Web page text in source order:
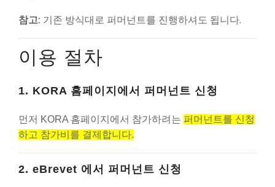
참고: 기존 방식대로 퍼머넌트를 진행하셔도 됩니다.
이용 절차
1. KORA 홈페이지에서 퍼머넌트 신청
먼저 KORA 홈페이지에서 참가하려는 퍼머넌트를 신청
하고 참가비를 결제합니다.
2. eBrevet 에서 퍼머넌트 신청